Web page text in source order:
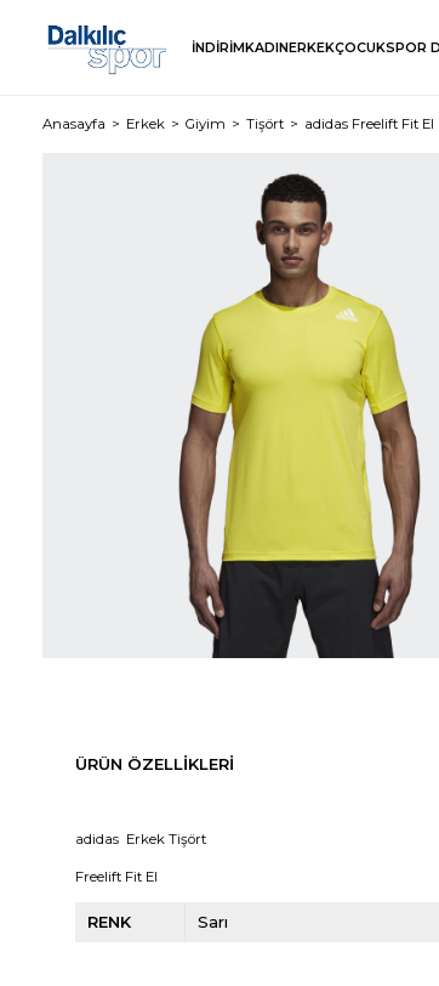
İNDİRİMKADINERKEKÇOCUKSPOR
Anasayfa Erkek Giyim Tişört adidas Freelift Fit
ÜRÜN ÖZELLIKLERI
adidas Erkek Tişört
Freelift Fit El
RENK Sarı